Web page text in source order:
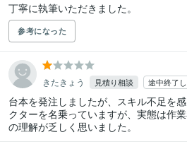
丁寧に執筆いただきました。
参考になった
きたきょう 見積り相談 途中終了
台本を発注しましたが、スキル不足を
クターを名乗っていますが、実態は作
の理解が乏しく思いました。